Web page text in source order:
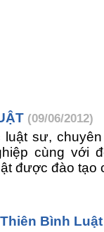
(09/06/2012)
sư,
cùng với
được đào tạo
Bình Luật